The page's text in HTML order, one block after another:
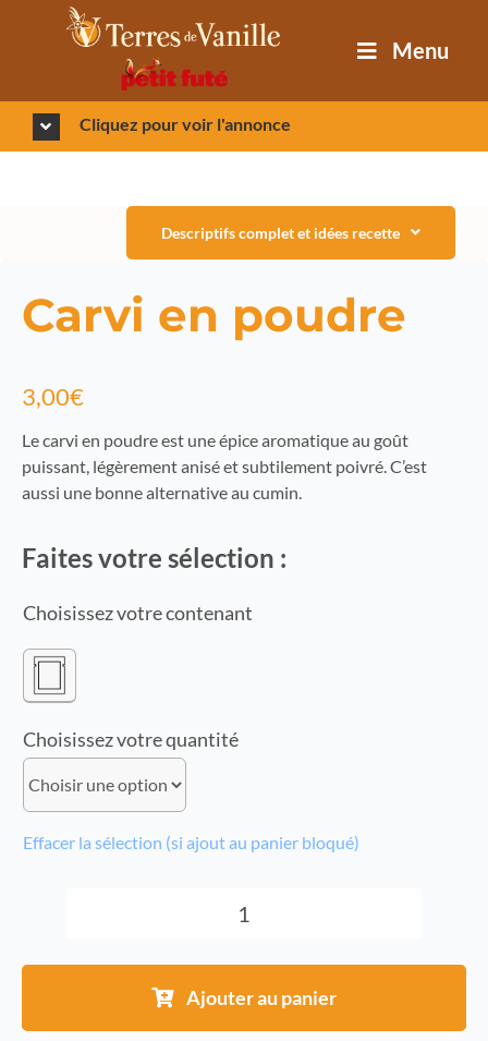
Menu
Cliquez pour voir l'annonce
Descriptifs complet et idées recette
Carvi en poudre
3,00€
Le carvi en poudre est une épice aromatique au goût
puissant, légèrement anisé et subtilement poivré. C’est
aussi une bonne alternative au cumin.
Faites votre sélection :
contenant
quantité
Effacer la sélection (si ajout au panier bloqué)
quantité
de
Carvi
en
Ajouter au panier